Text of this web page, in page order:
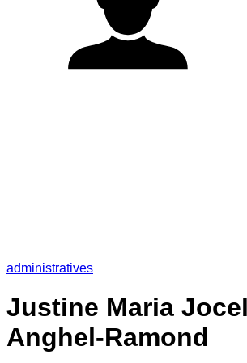
administratives
Justine Maria
Anghel-Ramond